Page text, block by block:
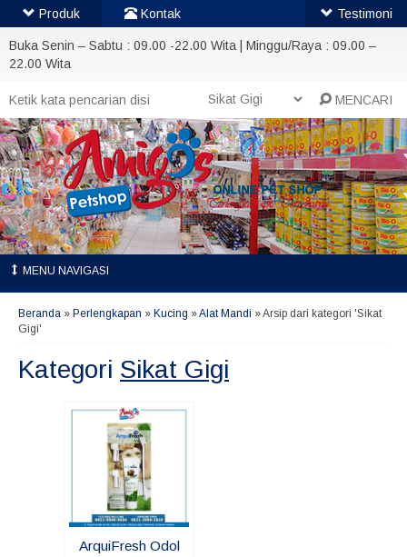
Buka Senin – Sabtu : 09.00 -22.00 Wita | Minggu/Raya : 09.00 –
22.00 Wita
MENCARI
MENU NAVIGASI
Beranda » Perlengkapan » Kucing »Alat Mandi »Arsip dari kategori 'Sikat
Gigi'
Kategori Sikat Gigi
ArquiFresh Odol
Produk Kontak Testimoni